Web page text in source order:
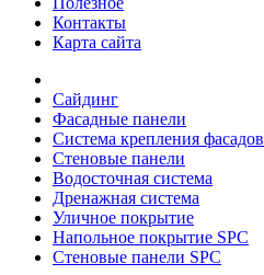
Контакты
Карта сайта
Сайдинг
Фасадные панели
Система крепления фасадов
Стеновые панели
Водосточная система
Дренажная система
Уличное покрытие
Напольное покрытие SPC
Стеновые панели SPC